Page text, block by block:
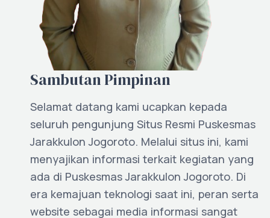
Sambutan Pimpinan
Selamat datang kami ucapkan kepada
seluruh pengunjung Situs Resmi Puskesmas
Jarakkulon Jogoroto. Melalui situs ini, kami
menyajikan informasi terkait kegiatan yang
ada di Puskesmas Jarakkulon Jogoroto. Di
era kemajuan teknologi saat ini, peran serta
website sebagai media informasi sangat